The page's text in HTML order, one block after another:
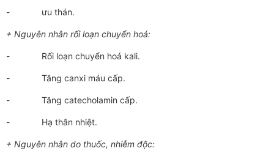
- ưu thán.
+ Nguyên nhân rối loạn chuyển hoá:
- Rối loạn chuyển hoá kali.
- Tăng canxi máu cấp.
- Tăng catecholamin cấp.
- Hạ thân nhiệt.
+ Nguyên nhân do thuốc, nhiễm độc: